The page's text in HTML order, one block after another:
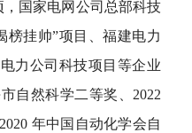
国家电网公司总部科技
榜挂帅”项目、福建电力
力公司科技项目等企业
自然科学二等奖、2022
年中国自动化学会自